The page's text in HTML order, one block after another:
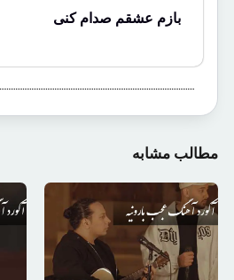
بازم عشقم صدام کنی
مطالب مشابه